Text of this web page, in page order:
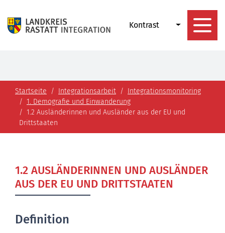
Kontrast
Startseite Integrationsarbeit
Integrationsmonitoring
1. Demografie und Einwanderung
1.2 Ausländerinnen und Ausländer aus der EU und
Drittstaaten
1.2 AUSLÄNDERINNEN UND AUSLÄNDER
AUS DER EU UND DRITTSTAATEN
Definition